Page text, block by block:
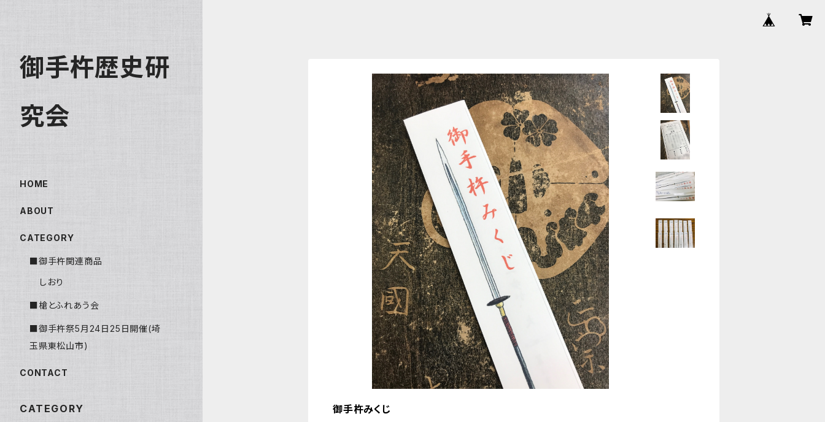
御手杵みくじ
御手杵歴史研
究会
HOME
ABOUT
CATEGORY
■御手杵関連商品
しおり
■槍とふれあう会
■御手杵祭5月24日25日開催(埼
玉県東松山市)
CONTACT
CATEGORY